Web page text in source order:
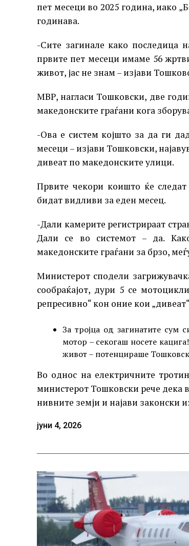
пет месеци во 2025 година, иако
годинава.
-Сите загинале како последица
првите пет месеци имаме 56
живот, јас не знам – изјави
МВР, нагласи Тошковски, две
македонските граѓани кога
-Ова е систем којшто за да ги
месеци – изјави Тошковски,
дивеат по македонските улици.
Првите чекори коишто ќе
бидат видливи за еден месец.
-Дали камерите регистрираат
Дали се во системот – да.
македонските граѓани за брзо,
Министерот сподели
сообраќајот, дури 5 се
репресивно“ кон оние кои
За тројца од загинатите сум
мотор – секогаш носете
живот – потенцираше
Во однос на електричните
министерот Тошковски рече дека
нивните земји и најави законски
јуни 4, 2026